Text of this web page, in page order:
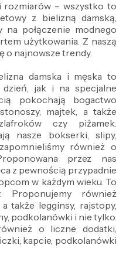
– wszystko to
z bielizną damską,
na połączenie modnego
użytkowania. Z naszą
o najnowsze trendy.
damska i męska to
jak i na specjalne
pokochają bogactwo
majtek, a także
czy piżamek.
nasze bokserki, slipy,
również o
przez nas
z pewnością przypadnie
w każdym wieku. To
również
także legginsy, rajstopy,
podkolanówki i nie tylko.
o liczne dodatki,
kapcie, podkolanówki